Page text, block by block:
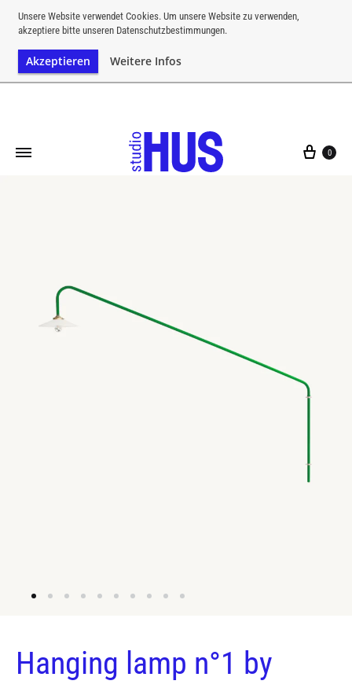
Unsere Website verwendet Cookies. Um unsere Website zu verwenden,
akzeptiere bitte unseren Datenschutzbestimmungen.
Akzeptieren Weitere Infos
Kostenloser Versand ab einem Bestellwert von CHF 200
0
Hanging lamp n°1 by